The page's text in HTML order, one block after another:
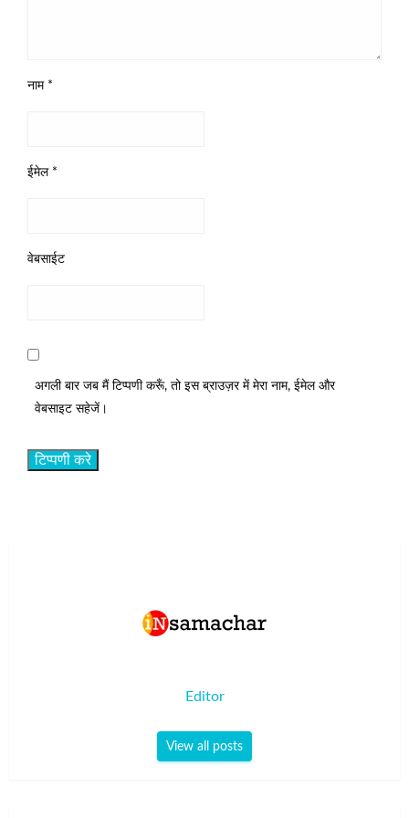
नाम *
ईमेल *
वेबसाईट
अगली बार जब मैं टिप्पणी करूँ, तो इस ब्राउज़र में मेरा नाम, ईमेल और
वेबसाइट सहेजें।
Editor
View all posts